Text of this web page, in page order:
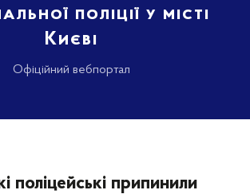
поліції у місті
Києві
Офіційний вебпортал
поліцейські припинили